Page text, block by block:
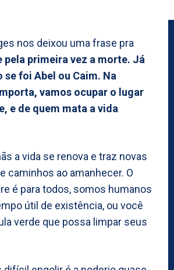
nos deixou uma frase pra
pela primeira vez a morte. Já
se foi Abel ou Caim. Na
vamos ocupar o lugar
e de quem mata a vida
a vida se renova e traz novas
caminhos ao amanhecer. O
é para todos, somos humanos
útil de existência, ou você
verde que possa limpar seus